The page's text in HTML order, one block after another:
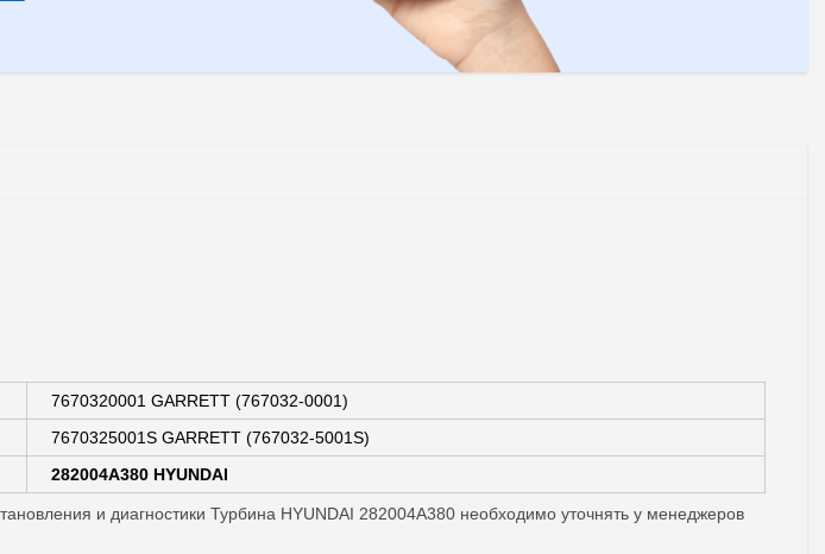
7670320001 GARRETT (767032-0001)
7670325001S GARRETT (767032-5001S)
282004A380 HYUNDAI
и диагностики Турбина HYUNDAI 282004A380 необходимо уточнять у менеджеров